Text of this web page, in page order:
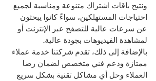
ونتيح باقات اشتراك متنوعة ومناسبة لجميع
احتياجات المستهلكين، سواءً كانوا يبحثون
عن سرعات عالية للتصفح عبر الإنترنت أو
لمشاهدة الفيديوهات بجودة عالية.
بالإضافة إلى ذلك، تقدم شركتنا خدمة عملاء
ممتازة ودعم فني متخصص لضمان رضا
العملاء وحل أي مشاكل تقنية بشكل سريع